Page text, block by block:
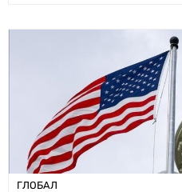
ГЛОБАЛ